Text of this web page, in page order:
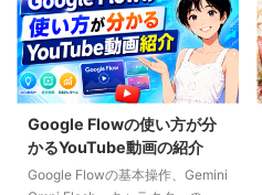
Google Flowの使い方が分
かるYouTube動画の紹介
Google Flowの基本操作、Gemini